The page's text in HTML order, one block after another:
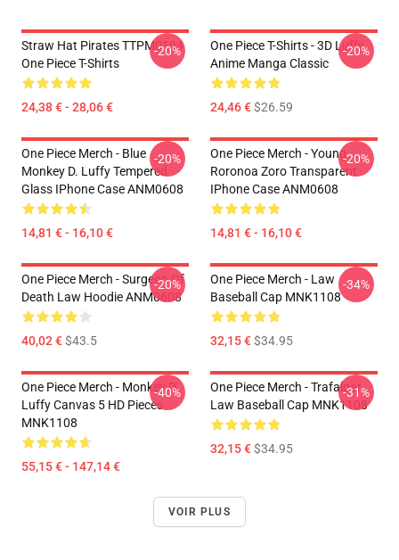
Straw Hat Pirates TTPM0104
One Piece T-Shirts
24,38 € - 28,06 €
-20%
One Piece T-Shirts - 3D Luffy
Anime Manga Classic
24,46 €$26.59
-20%
One Piece Merch - Blue
Monkey D. Luffy Tempered
Glass IPhone Case ANM0608
14,81 € - 16,10 €
-20%
One Piece Merch - Young
Roronoa Zoro Transparent
IPhone Case ANM0608
14,81 € - 16,10 €
-20%
One Piece Merch - Surgeon Of
Death Law Hoodie ANM0608
40,02 €$43.5
-20%
One Piece Merch - Law
Baseball Cap MNK1108
32,15 €$34.95
-34%
One Piece Merch - Monkey D.
Luffy Canvas 5 HD Pieces
MNK1108
55,15 € - 147,14 €
-40%
One Piece Merch - Trafalgar
Law Baseball Cap MNK1108
32,15 €$34.95
-31%
VOIR PLUS